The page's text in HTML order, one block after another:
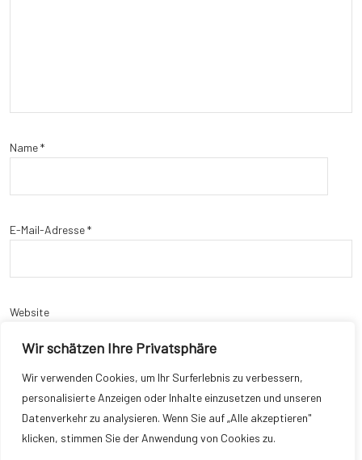
Wir schätzen Ihre Privatsphäre
Wir verwenden Cookies, um Ihr Surferlebnis zu verbessern,
personalisierte Anzeigen oder Inhalte einzusetzen und unseren
Datenverkehr zu analysieren. Wenn Sie auf „Alle akzeptieren"
klicken, stimmen Sie der Anwendung von Cookies zu.
Name*
E-Mail-Adresse*
Website
Name, E-Mail-Adresse und Website in diesem Browser für meinen
nächsten Kommentar speichern.